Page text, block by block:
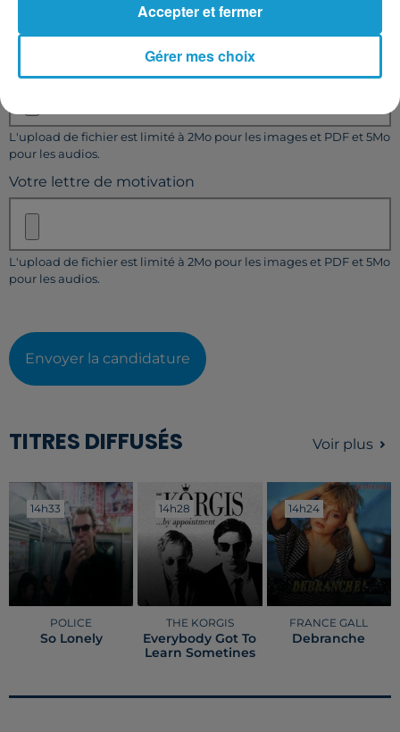
Taille maximum : 500 caractères
L'upload de fichier est limité à 2Mo pour les images et PDF et 5Mo
pour les audios.
Votre lettre de motivation
L'upload de fichier est limité à 2Mo pour les images et PDF et 5Mo
pour les audios.
Envoyer la candidature
TITRES DIFFUSÉS Voir plus
14h33
14h33
POLICE
So Lonely
14h28
14h28
THE KORGIS
Everybody Got To
Learn Sometines
14h24
14h24
FRANCE GALL
Debranche
Gérer mes choix
Accepter et fermer